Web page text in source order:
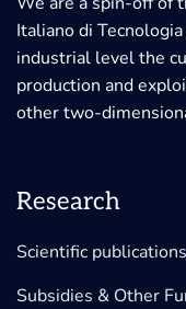
Italiano di
industrial level the
production and
other two-
Research
Scientific publications
Subsidies & Other